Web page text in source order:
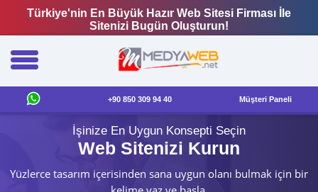
Türkiye'nin En Büyük Hazır Web Sitesi Firması İle
Sitenizi Bugün Oluşturun!
+90 850 309 94 40 Müşteri Paneli
İşinize En Uygun Konsepti Seçin
Web Sitenizi Kurun
Yüzlerce tasarım içerisinden sana uygun olanı bulmak için bir